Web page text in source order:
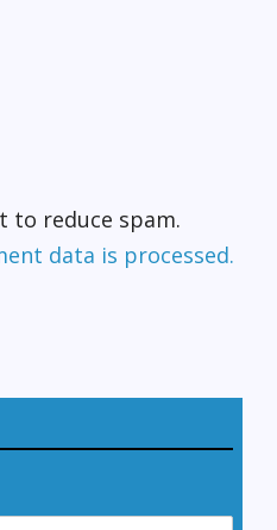
to reduce spam.
data is processed.